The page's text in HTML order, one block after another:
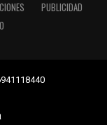
PUBLICIDAD